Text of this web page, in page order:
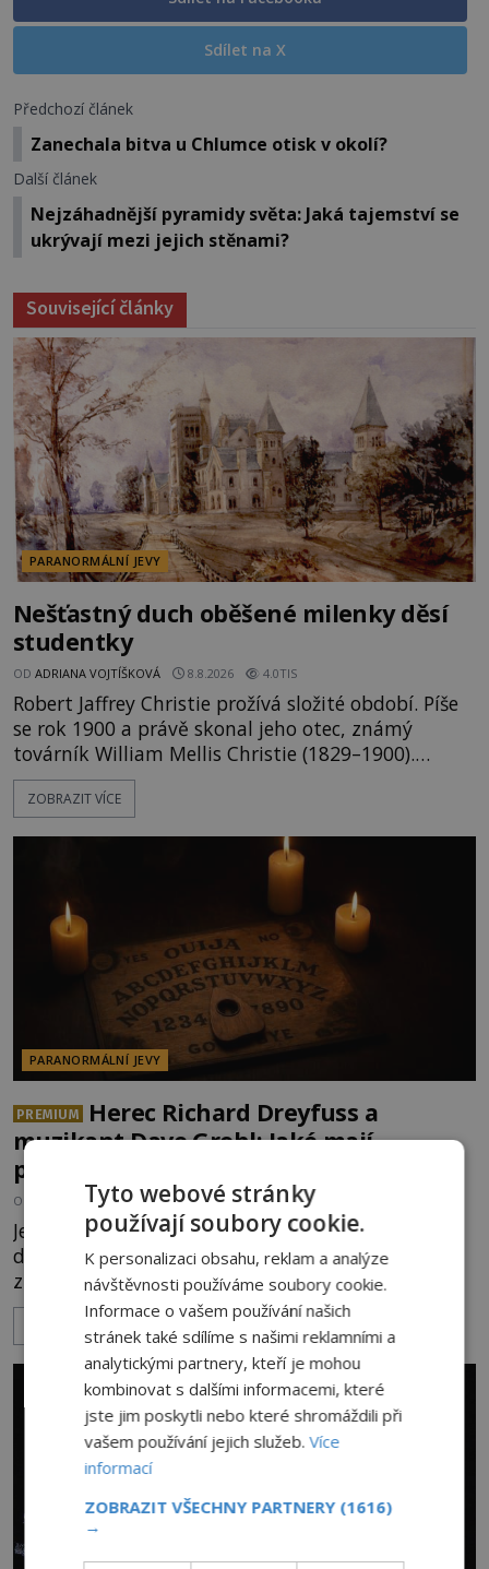
Sdílet na X
Předchozí článek
Zanechala bitva u Chlumce otisk v okolí?
Další článek
Nejzáhadnější pyramidy světa: Jaká tajemství se
ukrývají mezi jejich stěnami?
Související články
PARANORMÁLNÍ JEVY
Nešťastný duch oběšené milenky děsí
studentky
OD ADRIANA VOJTÍŠKOVÁ 8.8.2026 4.0TIS
Robert Jaffrey Christie prožívá složité období. Píše
se rok 1900 a právě skonal jeho otec, známý
továrník William Mellis Christie (1829–1900).
Smutná událost je ale doprovázena ohromným
dědictvím... Robertu připadne rodinné sídlo v
ta, na niž přijde Robert, by jen tak někoho
ZOBRAZIT VÍCE
PARANORMÁLNÍ JEVY
PREMIUM
Herec Richard Dreyfuss a
muzikant Dave Grohl: Jaké mají
paranormální zážitky?
OD ANDREA ŠULCOVÁ 5.8.2026 3.1TIS
Je to jízda s větrem o závod. V roce 1982 americký
drogově závislý herec Richard Dreyfuss (*1947)
ztratí poslední zbytky sebezáchovy a prohání se
po silnicích ve svém mercedesu jako utržený ze
řetězu. Vše vyvrcholí katastrofou, když to Dreyfuss
napálí v plné rychlosti do stromu! Policie ve vraku
následně nalezne schovaný kokain. Tímto
momentem se slavnému
Tyto webové stránky
používají soubory cookie.
K personalizaci obsahu, reklam a analýze
návštěvnosti používáme soubory cookie.
Informace o vašem používání našich
stránek také sdílíme s našimi reklamními a
analytickými partnery, kteří je mohou
kombinovat s dalšími informacemi, které
jste jim poskytli nebo které shromáždili při
vašem používání jejich služeb.Více
informací
ZOBRAZIT VŠECHNY PARTNERY (1616)
→